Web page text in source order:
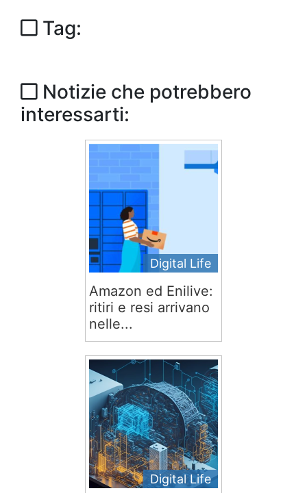
Tag:
Notizie che potrebbero
interessarti:
Digital Life
Amazon ed Enilive:
ritiri e resi arrivano
nelle...
Digital Life